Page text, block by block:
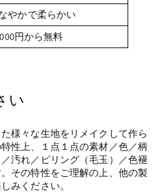
やかで柔らかい
円から無料
い
様々な生地をリメイクして作ら
性上、１点１点の素材／色／柄
汚れ／ピリング（毛玉）／色褪
その特性をご理解の上、他の製
みください。